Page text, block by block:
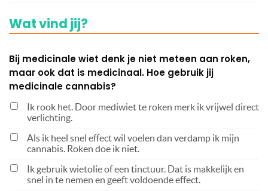
Wat vind jij?
Bij medicinale wiet denk je niet meteen aan roken,
maar ook dat is medicinaal. Hoe gebruik jij
medicinale cannabis?
Ik rook het. Door mediwiet te roken merk ik vrijwel direct
verlichting.
Als ik heel snel effect wil voelen dan verdamp ik mijn
cannabis. Roken doe ik niet.
Ik gebruik wietolie of een tinctuur. Dat is makkelijk en
snel in te nemen en geeft voldoende effect.